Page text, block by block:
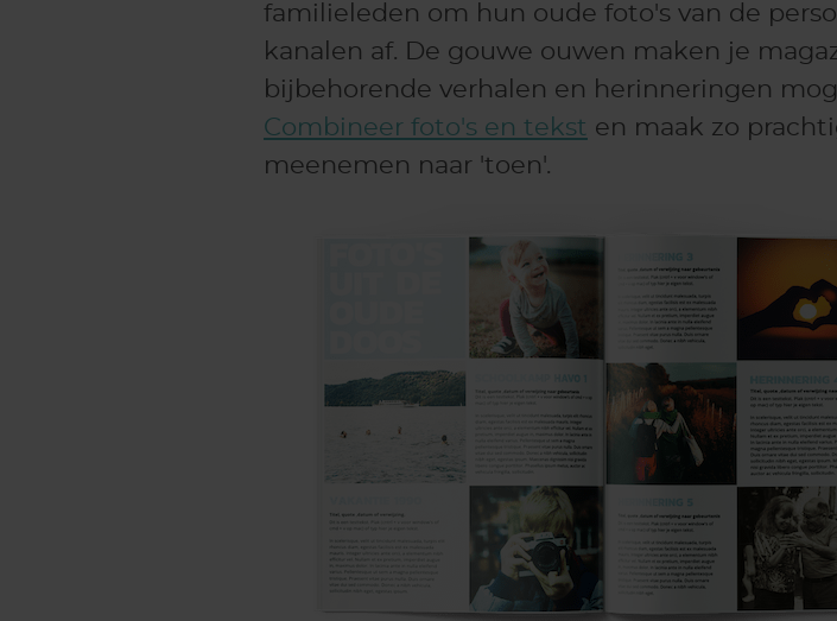
familieleden om hun oude foto's van de
kanalen af. De gouwe ouwen maken je
bijbehorende verhalen en herinneringen
Combineer foto's en tekst en maak zo
meenemen naar 'toen'.